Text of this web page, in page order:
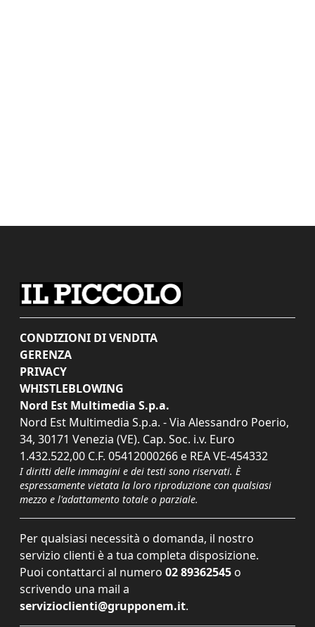
CONDIZIONI DI VENDITA
GERENZA
PRIVACY
WHISTLEBLOWING
Nord Est Multimedia S.p.a.
Nord Est Multimedia S.p.a. - Via Alessandro Poerio,
34, 30171 Venezia (VE). Cap. Soc. i.v. Euro
1.432.522,00 C.F. 05412000266 e REA VE-454332
I diritti delle immagini e dei testi sono riservati. È
espressamente vietata la loro riproduzione con qualsiasi
mezzo e l'adattamento totale o parziale.
Per qualsiasi necessità o domanda, il nostro
servizio clienti è a tua completa disposizione.
Puoi contattarci al numero 02 89362545 o
scrivendo una mail a
servizioclienti@grupponem.it.